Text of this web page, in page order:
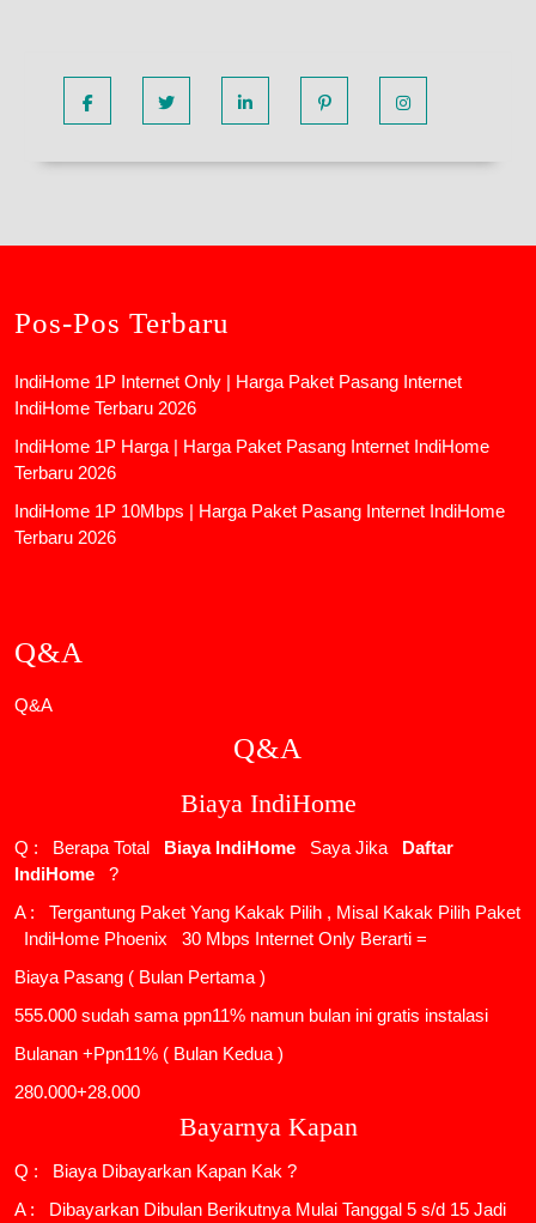
Pos-Pos Terbaru
IndiHome 1P Internet Only | Harga Paket Pasang Internet
IndiHome Terbaru 2026
IndiHome 1P Harga | Harga Paket Pasang Internet IndiHome
Terbaru 2026
IndiHome 1P 10Mbps | Harga Paket Pasang Internet IndiHome
Terbaru 2026
Q&A
Q&A
Q&A
Biaya IndiHome
Q : Berapa Total Biaya IndiHome Saya Jika
Daftar
IndiHome
?
A : Tergantung Paket Yang Kakak Pilih , Misal Kakak Pilih Paket
IndiHome Phoenix
30 Mbps Internet Only Berarti =
Biaya Pasang ( Bulan Pertama )
555.000 sudah sama ppn11% namun bulan ini gratis instalasi
Bulanan +Ppn11% ( Bulan Kedua )
280.000+28.000
Bayarnya Kapan
Q : Biaya Dibayarkan Kapan Kak ?
A : Dibayarkan Dibulan Berikutnya Mulai Tanggal 5 s/d 15 Jadi